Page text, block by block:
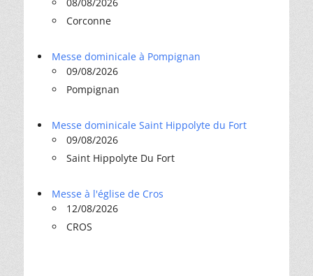
Corconne
Messe dominicale à Pompignan
09/08/2026
Pompignan
Messe dominicale Saint Hippolyte du Fort
09/08/2026
Saint Hippolyte Du Fort
Messe à l'église de Cros
12/08/2026
CROS